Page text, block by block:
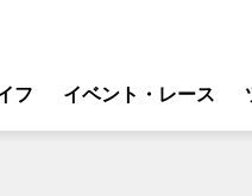
フ イベント・レース